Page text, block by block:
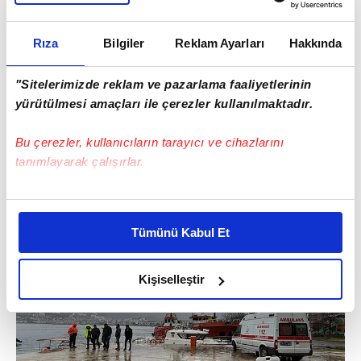
Rıza Bilgiler Reklam Ayarları Hakkında
"Sitelerimizde reklam ve pazarlama faaliyetlerinin
yürütülmesi amaçları ile çerezler kullanılmaktadır.
Bu çerezler, kullanıcıların tarayıcı ve cihazlarını
tanımlayarak çalışırlar.
Bu çerezlere izin vermeniz halinde sizlere özel
daha iyi reklam deneyimi yaşatabiliriz. Bunu yaparken
amacımızın size daha iyi bir reklam deneyimi sunmak
olduğunu ve sizlere en iyi içerikleri sunabilmek adına
elimizden gelen çabayı gösterdiğimizi ve bu noktada,
reklamların maliyetlerimizi karşılamak noktasında tek gelir
kalemimiz olduğunu sizlere hatırlatmak isteriz.
Tümünü Kabul Et
Kişiselleştir